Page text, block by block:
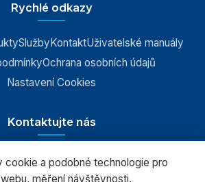
Rychlé odkazy
SlužbyKontaktUživatelské manuály
Ochrana osobních údajů
Nastavení Cookies
Kontaktujte nás
CZ s.r.o., Šumperk
cookie a podobné technologie pro
měření návštěvnosti,